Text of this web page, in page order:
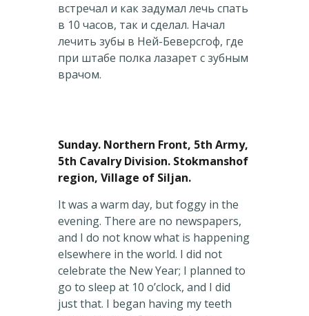
встречал и как задумал лечь спать
в 10 часов, так и сделал. Начал
лечить зубы в Ней-Беверсгоф, где
при штабе полка лазарет с зубным
врачом.
Sunday. Northern Front, 5th Army,
5th Cavalry Division. Stokmanshof
region, Village of Siljan.
It was a warm day, but foggy in the
evening. There are no newspapers,
and I do not know what is happening
elsewhere in the world. I did not
celebrate the New Year; I planned to
go to sleep at 10 o’clock, and I did
just that. I began having my teeth